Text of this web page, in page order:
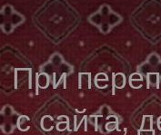
При
с сайта,